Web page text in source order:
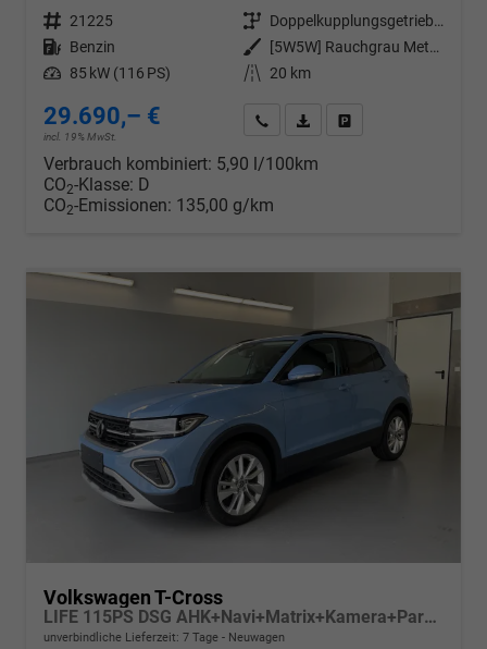
Fahrzeugnr. 21225 Getriebe
Doppelkupplungsgetriebe (DSG)
Kraftstoff Benzin Außenfarbe
[5W5W] Rauchgrau Metallic
Leistung 85 kW (116 PS) Kilometerstand 20 km
29.690,– €
incl. 19% MwSt.
Wir rufen Sie anPDF-Datei, Fahrzeugexposé
Verbrauch kombiniert: 5,90 l/100km
CO2-Klasse: D
CO2-Emissionen: 135,00 g/km
Volkswagen T-Cross
LIFE 115PS DSG AHK+Navi+Matrix+Kamera+Parklenk+Alu17+App-Connect
unverbindliche Lieferzeit: 7 Tage Neuwagen